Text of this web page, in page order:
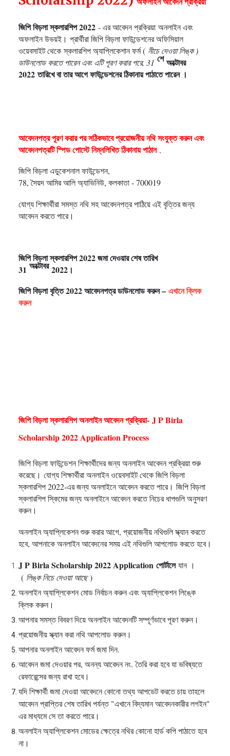
জিপি বিড়লা স্কলারশিপ 2022 - এর আবেদন প্রক্রিয়া অনলাইন এবং
অফলাইন উভয়ই। প্রার্থীরা জিপি বিড়লা ফাউন্ডেশনের অফিসিয়াল
ওয়েবসাইট থেকেস্কলারশিপ অ্যাপ্লিকেশান ফর্ম ( নীচে দেওয়া লিঙ্ক )
ডাউনলোড করতে পারেন এবং এটি পূরণ করার পরে, 31 শে অক্টোবর
2022তারিখে বা তার আগে ফাউন্ডেশনের ঠিকানায় পাঠাতে পারেন ।
আবেদনপত্র পূরণ করার পর সঠিকভাবে প্রয়োজনীয় নথি সংযুক্ত করুন এবং
আবেদনপত্রটি স্পিড পোস্টে নিম্নলিখিত ঠিকানায় পাঠান,
জিপি বিড়লা এডুকেশনাল ফাউন্ডেশন,
78, সৈয়দ আমির আলি অ্যাভিনিউ, কলকাতা - 700019
যোগ্য শিক্ষার্থীরা সমস্ত নথি সহ আবেদনপত্র পাঠিয়ে এই বৃত্তির জন্য
আবেদন করতে পারে।
জিপি বিড়লা স্কলারশিপ 2022 জমা দেওয়ার শেষ তারিখ
31 অক্টোবর2022।
জিপি বিড়লা বৃত্তি 2022 আবেদনপত্র ডাউনলোড করুন – এখানে ক্লিক
করুন
জিপি বিড়লা স্কলারশিপ অনলাইন আবেদন প্রক্রিয়া- J P Birla
Scholarship 2022 Application Process
জিপি বিড়লা ফাউন্ডেশন শিক্ষার্থীদের জন্য অনলাইন আবেদন প্রক্রিয়া শুরু
করেছে। যোগ্য শিক্ষার্থীরা অনলাইন ওয়েবসাইট থেকে জিপি বিড়লা
স্কলারশিপ 2022-এর জন্য অনলাইনে আবেদন করতে পারে। জিপি বিড়লা
স্কলারশিপ স্কিমের জন্য অনলাইনে আবেদন করতে নিচের ধাপগুলি অনুসরণ
করুন।
অনলাইন অ্যাপ্লিকেশন শুরু করার আগে, প্রয়োজনীয় নথিগুলি স্ক্যান করতে
হবে, আপনাকে অনলাইন আবেদনের সময় এই নথিগুলি আপলোড করতে হবে।
J P Birla Scholarship 2022 Application পোর্টালেযান ।
( লিঙ্ক নিচে দেওয়া আছে)
অনলাইন অ্যাপ্লিকেশন মোড নির্বাচন করুন এবং অ্যাপ্লিকেশন লিঙ্কে
ক্লিক করুন।
আপনার সমস্ত বিবরণ দিয়ে অনলাইন আবেদনটি সম্পূর্ণভাবে পূরণ করুন।
প্রয়োজনীয় স্ক্যান করা নথি আপলোড করুন।
আপনার অনলাইন আবেদন ফর্ম জমা দিন.
আবেদন জমা দেওয়ার পর, অনন্য আবেদন নং.তৈরি করা হবে যা ভবিষ্যতে
রেফারেন্সের জন্য রাখা হবে।
যদি শিক্ষার্থী জমা দেওয়া আবেদনে কোনো তথ্য আপডেট করতে চায় তাহলে
আবেদন প্রাপ্তির শেষ তারিখ পর্যন্ত "এখানে বিদ্যমান আবেদনকারীর লগইন"
এর মাধ্যমে সে তা করতে পারে।
অনলাইন অ্যাপ্লিকেশন মোডের ক্ষেত্রে নথির কোনো হার্ড কপি পাঠাতে হবে
না।